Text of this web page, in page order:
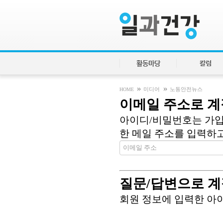
활동마당 칼럼
HOME » 미디어 » 노동안전뉴스
이메일 주소로
아이디/비밀번호는 가
한 메일 주소를 입력하
질문/답변으로
회원 정보에 입력한 아